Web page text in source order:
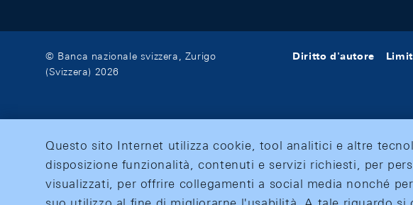
© Banca nazionale svizzera, Zurigo
(Svizzera) 2026
Diritto d'autore
Questo sito Internet utilizza cookie, tool analitici e altre
disposizione funzionalità, contenuti e servizi richiesti, per
visualizzati, per offrire collegamenti a social media nonché